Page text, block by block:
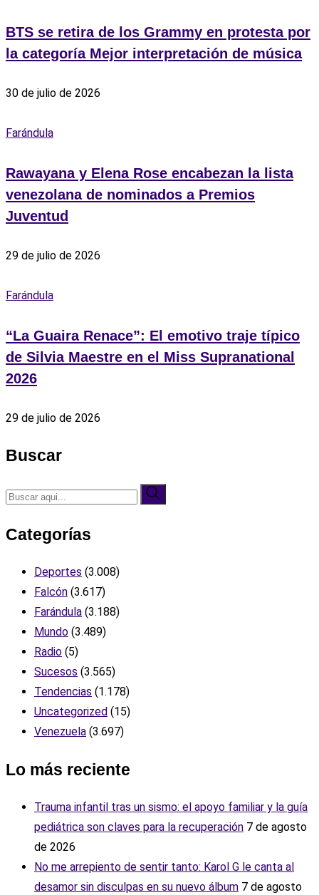
BTS se retira de los Grammy en protesta por
la categoría Mejor interpretación de música
30 de julio de 2026
Farándula
Rawayana y Elena Rose encabezan la lista
venezolana de nominados a Premios
Juventud
29 de julio de 2026
Farándula
“La Guaira Renace”: El emotivo traje típico
de Silvia Maestre en el Miss Supranational
2026
29 de julio de 2026
Buscar
Categorías
Deportes (3.008)
Falcón (3.617)
Farándula (3.188)
Mundo (3.489)
Radio (5)
Sucesos (3.565)
Tendencias (1.178)
Uncategorized (15)
Venezuela (3.697)
Lo más reciente
Trauma infantil tras un sismo: el apoyo familiar y la guía
pediátrica son claves para la recuperación 7 de agosto
de 2026
No me arrepiento de sentir tanto: Karol G le canta al
desamor sin disculpas en su nuevo álbum 7 de agosto